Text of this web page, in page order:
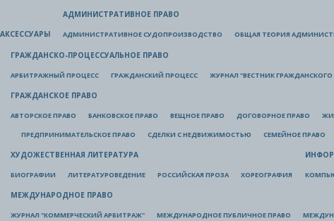
АКСЕССУАРЫ
АДМИНИСТРАТИВНОЕ ПРАВО
АДМИНИСТРАТИВНОЕ СУДОПРОИЗВОДСТВО ОБЩАЯ ТЕОРИЯ
ГРАЖДАНСКО-ПРОЦЕССУАЛЬНОЕ ПРАВО
АРБИТРАЖНЫЙ ПРОЦЕСС ГРАЖДАНСКИЙ ПРОЦЕСС ЖУРНАЛ "ВЕСТНИК ГРАЖДАНСКОГО
ГРАЖДАНСКОЕ ПРАВО
АВТОРСКОЕ ПРАВО БАНКОВСКОЕ ПРАВО ВЕЩНОЕ ПРАВО ДОГОВОРНОЕ ПРАВО
ПРЕДПРИНИМАТЕЛЬСКОЕ ПРАВО СДЕЛКИ С НЕДВИЖИМОСТЬЮ СЕМЕЙНОЕ ПРАВО
ХУДОЖЕСТВЕННАЯ ЛИТЕРАТУРА
БИОГРАФИИ ЛИТЕРАТУРОВЕДЕНИЕ РОССИЙСКАЯ ПРОЗА ХОРЕОГРАФИЯ
МЕЖДУНАРОДНОЕ ПРАВО
ЖУРНАЛ "КОММЕРЧЕСКИЙ АРБИТРАЖ" МЕЖДУНАРОДНОЕ ПУБЛИЧНОЕ ПРАВО